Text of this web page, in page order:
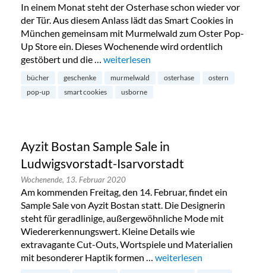
In einem Monat steht der Osterhase schon wieder vor
der Tür. Aus diesem Anlass lädt das Smart Cookies in
München gemeinsam mit Murmelwald zum Oster Pop-
Up Store ein. Dieses Wochenende wird ordentlich
gestöbert und die … „Oster Pop-Up Store für junge
weiterlesen
bücher geschenke murmelwald osterhase
ostern
pop-up
smart cookies usborne
Ayzit Bostan Sample Sale in
Ludwigsvorstadt-Isarvorstadt
Wochenende, 13. Februar 2020
Am kommenden Freitag, den 14. Februar, findet ein
Sample Sale von Ayzit Bostan statt. Die Designerin
steht für geradlinige, außergewöhnliche Mode mit
Wiedererkennungswert. Kleine Details wie
extravagante Cut-Outs, Wortspiele und Materialien
mit besonderer Haptik formen … „Ayzit Bostan Sample
weiterlesen